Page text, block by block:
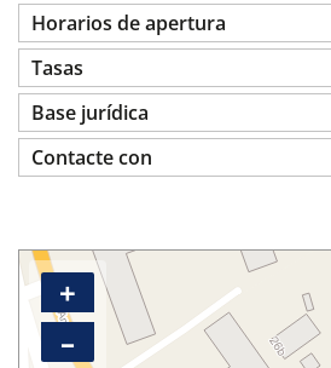
Horarios de apertura
Tasas
Base jurídica
Contacte con
+
–